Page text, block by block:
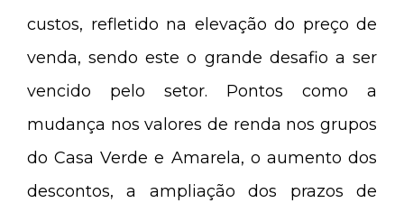
custos, refletido na elevação do preço de
venda, sendo este o grande desafio a ser
vencido pelo setor. Pontos como a
mudança nos valores de renda nos grupos
do Casa Verde e Amarela, o aumento dos
descontos, a ampliação dos prazos de